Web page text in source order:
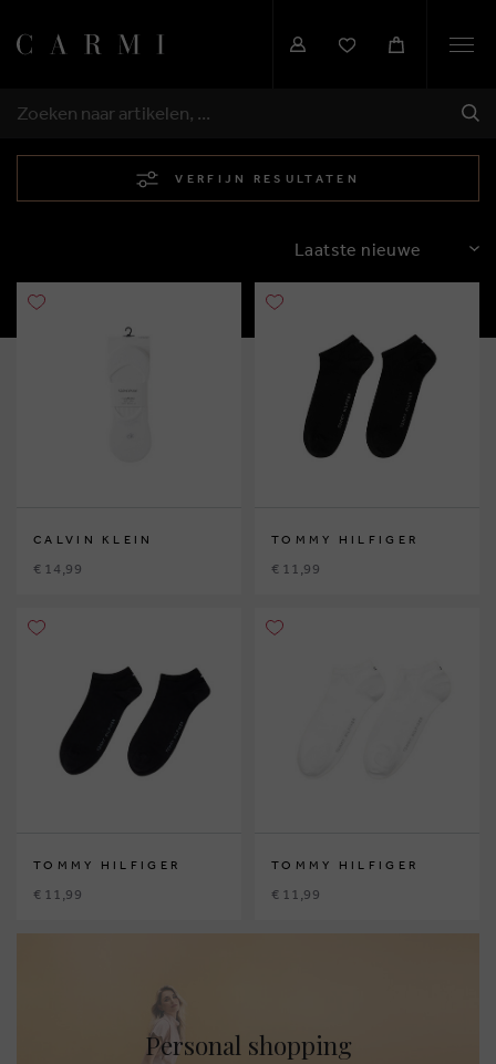
ZOEKEN
VERFIJN RESULTATEN
SORTEREN
CALVIN KLEIN
€ 14,99
TOMMY HILFIGER
€ 11,99
TOMMY HILFIGER
€ 11,99
TOMMY HILFIGER
€ 11,99
Personal shopping